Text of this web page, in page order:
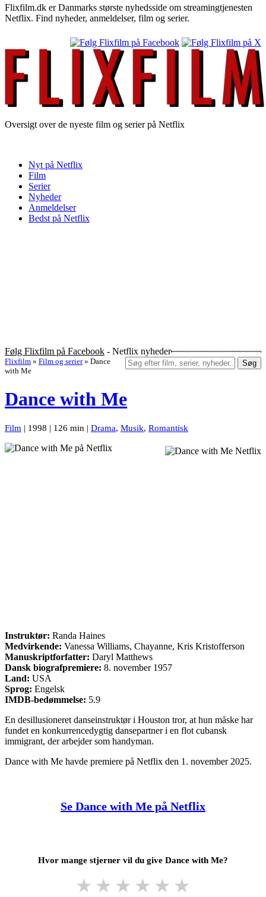
Flixfilm.dk er Danmarks største nyhedsside om streamingtjenesten
Netflix. Find nyheder, anmeldelser, film og serier.
Oversigt over de nyeste film og serier på Netflix
Nyt på Netflix
Film
Serier
Nyheder
Anmeldelser
Bedst på Netflix
Følg Flixfilm på Facebook - Netflix nyheder
Søg
Flixfilm » Film og serier » Dance
with Me
Dance with Me
Film | 1998 | 126 min | Drama, Musik, Romantisk
Instruktør: Randa Haines
Medvirkende: Vanessa Williams, Chayanne, Kris Kristofferson
Manuskriptforfatter: Daryl Matthews
Dansk biografpremiere: 8. november 1957
Land: USA
Sprog: Engelsk
IMDB-bedømmelse: 5.9
En desillusioneret danseinstruktør i Houston tror, at hun måske har
fundet en konkurrencedygtig dansepartner i en flot cubansk
immigrant, der arbejder som handyman.
Dance with Me havde premiere på Netflix den 1. november 2025.
Se Dance with Me på Netflix
Hvor mange stjerner vil du give Dance with Me?
★ ★ ★ ★ ★ ★